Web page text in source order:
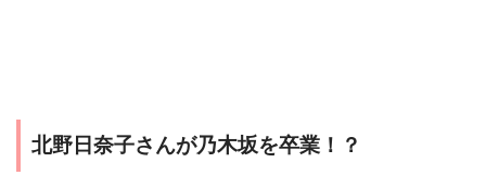
北野日奈子さんが乃木坂を卒業！？